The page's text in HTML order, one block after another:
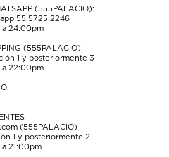
(555PALACIO):
55.5725.2246
a 24:00pm
(555PALACIO):
1 y posteriormente 3
a 22:00pm
(555PALACIO)
1 y posteriormente 2
21:00pm